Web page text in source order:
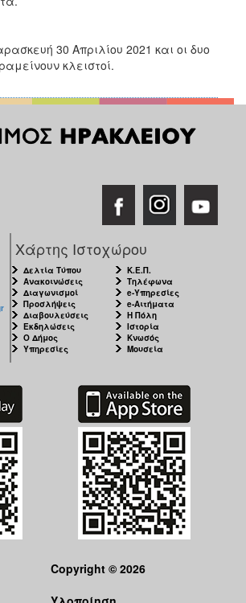
30 Απριλίου 2021 και οι δυο
κλειστοί.
Χάρτης Ιστοχώρου
Δελτία Τύπου
Ανακοινώσεις
Διαγωνισμοί
Προσλήψεις
Διαβουλεύσεις
Εκδηλώσεις
Ο Δήμος
Υπηρεσίες
Κ.Ε.Π.
Τηλέφωνα
e-Υπηρεσίες
e-Αιτήματα
Η Πόλη
Ιστορία
Κνωσός
Μουσεία
Copyright © 2026